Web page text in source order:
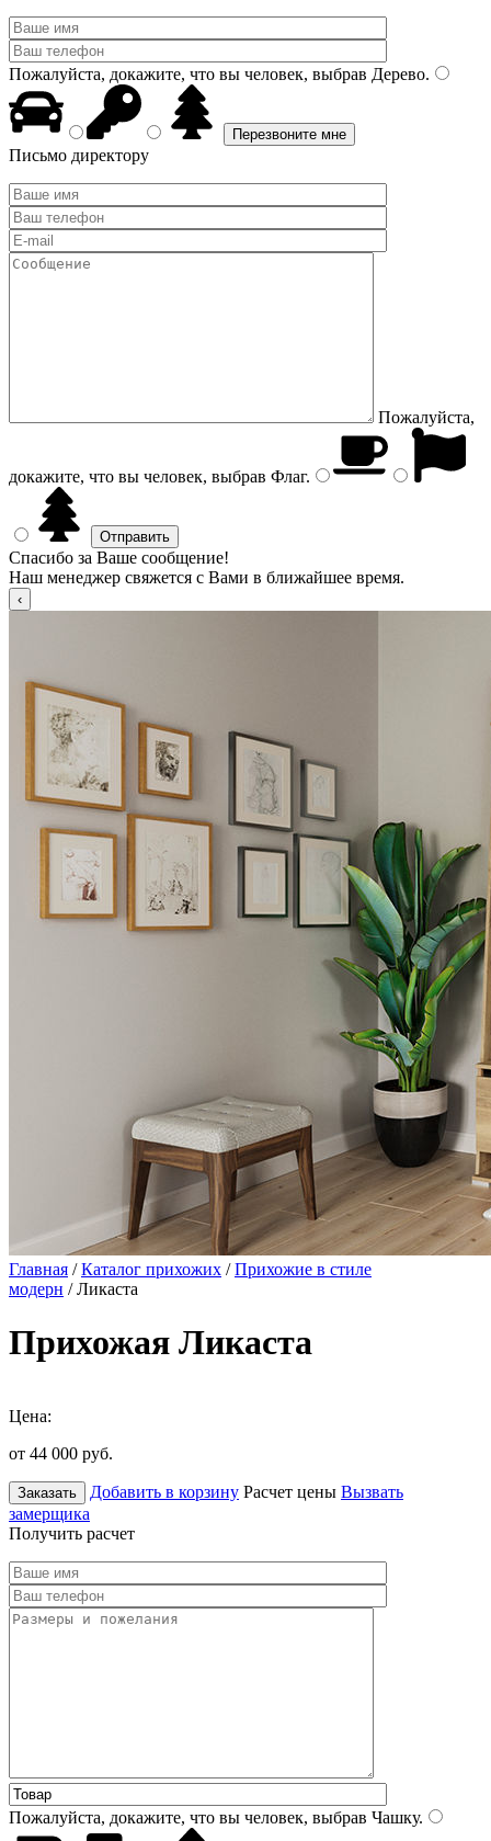
Пожалуйста, докажите, что вы человек, выбрав Дерево.
Письмо директору
Пожалуйста,
докажите, что вы человек, выбрав Флаг.
Спасибо за Ваше сообщение!
Наш менеджер свяжется с Вами в ближайшее время.
Главная /Каталог прихожих /Прихожие в стиле
модерн / Ликаста
Прихожая Ликаста
Цена:
от 44 000 руб.
Заказать Добавить в корзину Расчет цены Вызвать
замерщика
Получить расчет
Пожалуйста, докажите, что вы человек, выбрав Чашку.